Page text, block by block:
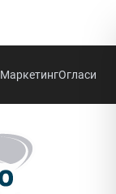
МаркетингОгласи